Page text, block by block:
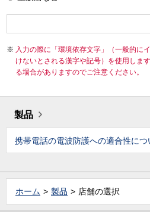
入力の際に「環境依存文字」（一般的に
けないとされる漢字や記号）を使用しま
る場合がありますのでご注意ください。
製品
携帯電話の電波防護への適合性につ
ホーム 製品 店舗の選択